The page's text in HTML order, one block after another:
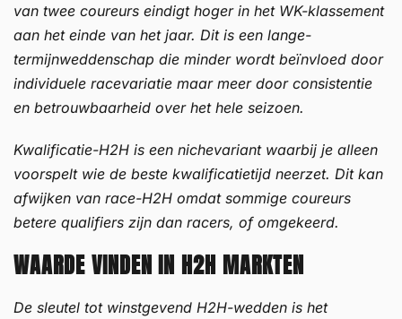
van twee coureurs eindigt hoger in het WK-klassement
aan het einde van het jaar. Dit is een lange-
termijnweddenschap die minder wordt beïnvloed door
individuele racevariatie maar meer door consistentie
en betrouwbaarheid over het hele seizoen.
Kwalificatie-H2H is een nichevariant waarbij je alleen
voorspelt wie de beste kwalificatietijd neerzet. Dit kan
afwijken van race-H2H omdat sommige coureurs
betere qualifiers zijn dan racers, of omgekeerd.
WAARDE VINDEN IN H2H MARKTEN
De sleutel tot winstgevend H2H-wedden is het